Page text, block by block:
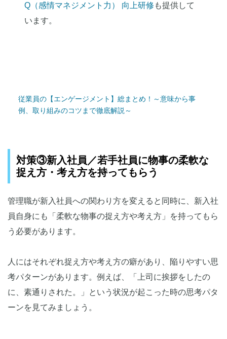
Q（感情マネジメント力） 向上研修 も提供して
います。
従業員の【エンゲージメント】総まとめ！～意味から事
例、取り組みのコツまで徹底解説～
対策③新入社員／若手社員に物事の柔軟な
捉え方・考え方を持ってもらう
管理職が新入社員への関わり方を変えると同時に、新入社
員自身にも「柔軟な物事の捉え方や考え方」を持ってもら
う必要があります。
人にはそれぞれ捉え方や考え方の癖があり、陥りやすい思
考パターンがあります。例えば、「上司に挨拶をしたの
に、素通りされた。」という状況が起こった時の思考パタ
ーンを見てみましょう。